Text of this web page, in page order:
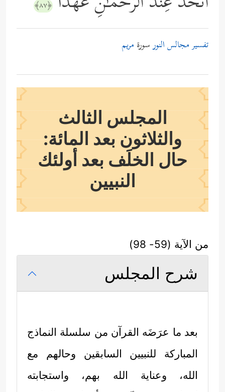
﴿٨٧﴾
تفسير مجالس النورسورة مريم
المجلس الثالث
والثلاثون بعد المائة:
حال الخلَف بعد أولئك
النبيين
من الآية (59- 98)
شرح المجلس
بعد ما عرَضَه القرآن من سلسلة النماذج
المباركة للنبيين السابقين وحالهم مع
الله، وعناية الله بهم، واستجابته